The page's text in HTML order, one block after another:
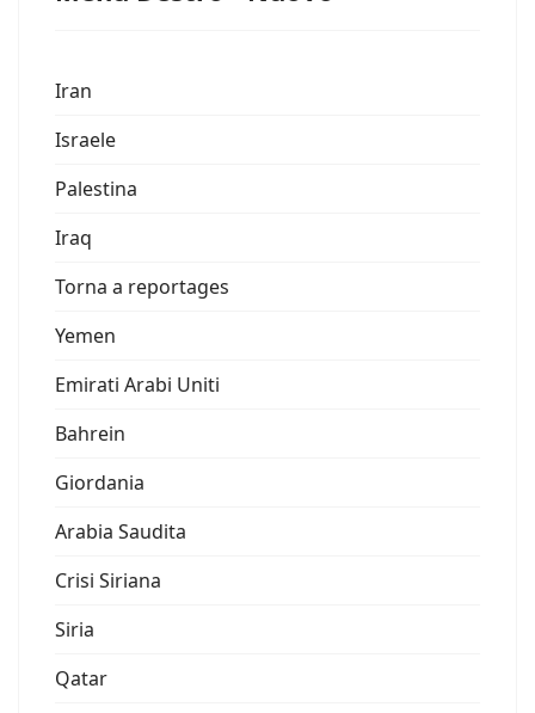
Iran
Israele
Palestina
Iraq
Torna a reportages
Yemen
Emirati Arabi Uniti
Bahrein
Giordania
Arabia Saudita
Crisi Siriana
Siria
Qatar